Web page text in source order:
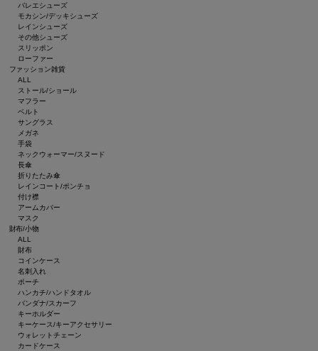
バレエシューズ
モカシン/デッキシューズ
レインシューズ
その他シューズ
スリッポン
ローファー
ファッション雑貨
ALL
ストール/ショール
マフラー
ベルト
サングラス
メガネ
手袋
ネックウォーマー/スヌード
長傘
折りたたみ傘
レインコート/ポンチョ
付け襟
アームカバー
マスク
財布/小物
ALL
財布
コインケース
名刺入れ
ポーチ
ハンカチ/ハンドタオル
バンダナ/スカーフ
キーホルダー
キーケース/キーアクセサリー
ウォレットチェーン
カードケース